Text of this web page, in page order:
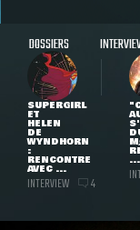
DOSSIERS
SUPERGIRL
ET
HELEN
DE
WYNDHORN
:
RENCONTRE
AVEC ...
INTERVIEW 4
...